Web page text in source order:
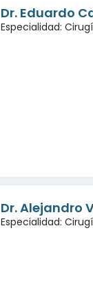
Dr. Eduardo
Especialidad:
Dr. Alejandro
Especialidad: